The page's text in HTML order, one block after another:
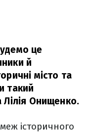
це
й
місто та
такий
Лілія Онищенко.
історичного